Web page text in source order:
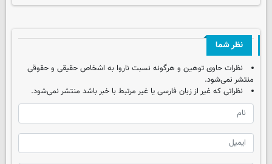
نظر شما
نظرات حاوی توهین و هرگونه نسبت ناروا به اشخاص حقیقی و حقوقی
منتشر نمی‌شود.
نظراتی که غیر از زبان فارسی یا غیر مرتبط با خبر باشد منتشر نمی‌شود.